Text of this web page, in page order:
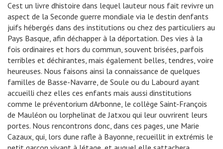
Cest un livre dhistoire dans lequel lauteur nous fait revivre un
aspect de la Seconde guerre mondiale via le destin denfants
juifs hébergés dans des institutions ou chez des particuliers au
Pays Basque, afin déchapper à la déportation. Des vies à la
fois ordinaires et hors du commun, souvent brisées, parfois
terribles et déchirantes, mais également belles, tendres, voire
heureuses. Nous faisons ainsi la connaissance de quelques
familles de Basse-Navarre, de Soule ou du Labourd ayant
accueilli chez elles ces enfants mais aussi dinstitutions
comme le préventorium dArbonne, le collège Saint-François
de Mauléon ou lorphelinat de Jatxou qui leur ouvrirent leurs
portes. Nous rencontrons donc, dans ces pages, une Marie
Cazaux, qui, lors dune rafle à Bayonne, recueillit in extrémis le